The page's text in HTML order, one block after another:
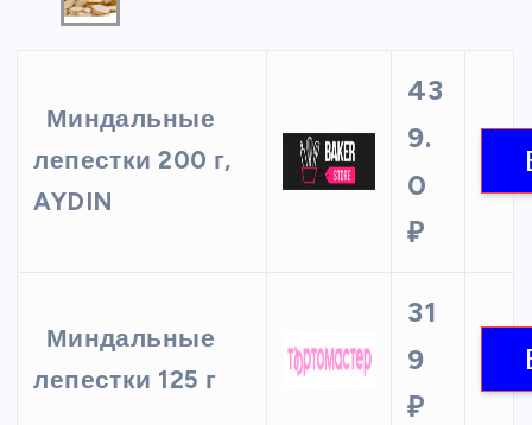
Миндальные
лепестки 200 г,
AYDIN
43
9.
0
₽
Миндальные
лепестки 125 г
31
9
₽